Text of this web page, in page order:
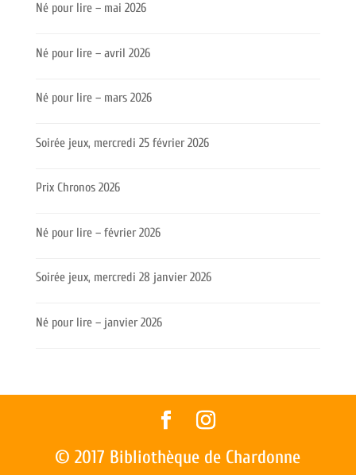
Né pour lire – mai 2026
Né pour lire – avril 2026
Né pour lire – mars 2026
Soirée jeux, mercredi 25 février 2026
Prix Chronos 2026
Né pour lire – février 2026
Soirée jeux, mercredi 28 janvier 2026
Né pour lire – janvier 2026
© 2017 Bibliothèque de Chardonne